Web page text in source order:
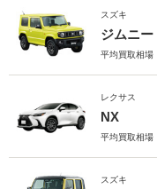
スズキ
ジムニー
平均買取相場
レクサス
NX
平均買取相場
スズキ